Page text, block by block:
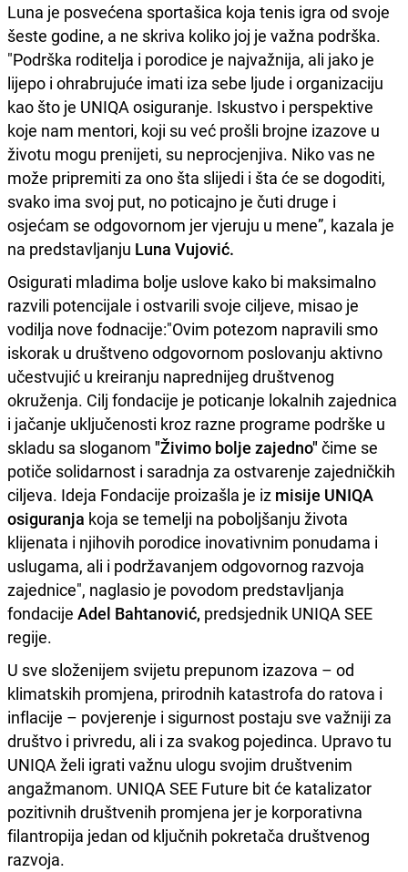
Luna je posvećena sportašica koja tenis igra od svoje
šeste godine, a ne skriva koliko joj je važna podrška.
"Podrška roditelja i porodice je najvažnija, ali jako je
lijepo i ohrabrujuće imati iza sebe ljude i organizaciju
kao što je UNIQA osiguranje. Iskustvo i perspektive
koje nam mentori, koji su već prošli brojne izazove u
životu mogu prenijeti, su neprocjenjiva. Niko vas ne
može pripremiti za ono šta slijedi i šta će se dogoditi,
svako ima svoj put, no poticajno je čuti druge i
osjećam se odgovornom jer vjeruju u mene”, kazala je
na predstavljanju Luna Vujović.
Osigurati mladima bolje uslove kako bi maksimalno
razvili potencijale i ostvarili svoje ciljeve, misao je
vodilja nove fodnacije:"Ovim potezom napravili smo
iskorak u društveno odgovornom poslovanju aktivno
učestvujić u kreiranju naprednijeg društvenog
okruženja. Cilj fondacije je poticanje lokalnih zajednica
i jačanje uključenosti kroz razne programe podrške u
skladu sa sloganom "Živimo bolje zajedno" čime se
potiče solidarnost i saradnja za ostvarenje zajedničkih
ciljeva. Ideja Fondacije proizašla je iz misije UNIQA
osiguranja koja se temelji na poboljšanju života
klijenata i njihovih porodice inovativnim ponudama i
uslugama, ali i podržavanjem odgovornog razvoja
zajednice", naglasio je povodom predstavljanja
fondacije Adel Bahtanović, predsjednik UNIQA SEE
regije.
U sve složenijem svijetu prepunom izazova – od
klimatskih promjena, prirodnih katastrofa do ratova i
inflacije – povjerenje i sigurnost postaju sve važniji za
društvo i privredu, ali i za svakog pojedinca. Upravo tu
UNIQA želi igrati važnu ulogu svojim društvenim
angažmanom. UNIQA SEE Future bit će katalizator
pozitivnih društvenih promjena jer je korporativna
filantropija jedan od ključnih pokretača društvenog
razvoja.